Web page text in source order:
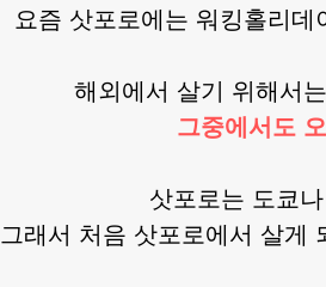
요즘 삿포로에는 워킹홀리
해외에서 살기 위해서
그중에서도
삿포로는 도쿄
그래서 처음 삿포로에서 살게